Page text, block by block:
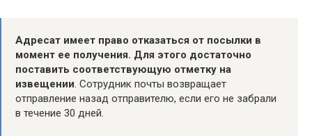
Адресат имеет право отказаться от посылки в
момент ее получения. Для этого достаточно
поставить соответствующую отметку на
извещении . Сотрудник почты возвращает
отправление назад отправителю, если его не забрали
в течение 30 дней.